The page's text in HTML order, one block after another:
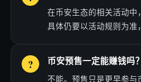
在币安生态的相关活动中
具体仍要以活动规则为准
币安预售一定能赚钱吗？
不能。预售只是更早参与